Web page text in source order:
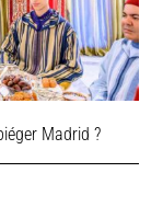
Madrid ?